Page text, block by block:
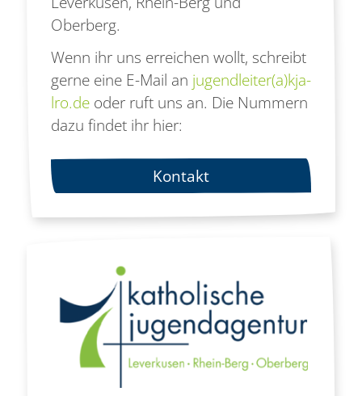
Oberberg.
Wenn ihr uns erreichen wollt, schreibt
gerne eine E-Mail an jugendleiter(a)kja-
lro.deoder ruft uns an. Die Nummern
dazu findet ihr hier:
Kontakt